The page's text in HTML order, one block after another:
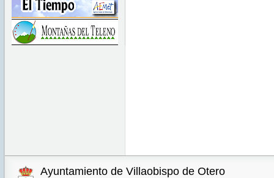
Ayuntamiento de Villaobispo de Otero